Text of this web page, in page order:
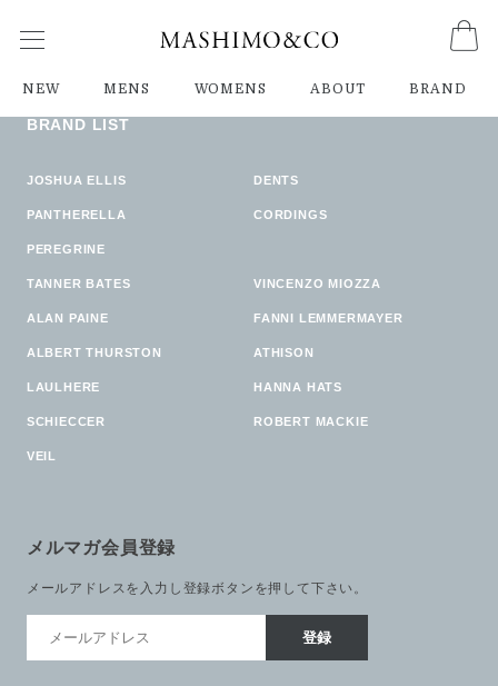
NEW MENS WOMENS ABOUT BRAND
ご指定のページは見つかりません。
削除されたかＵＲＬが変更されたため表示できません。
BRAND LIST
JOSHUA ELLIS DENTS
PANTHERELLA CORDINGS
PEREGRINE
TANNER BATES VINCENZO MIOZZA
ALAN PAINE FANNI LEMMERMAYER
ALBERT THURSTON ATHISON
LAULHERE HANNA HATS
SCHIECCER ROBERT MACKIE
VEIL
メルマガ会員登録
メールアドレスを入力し登録ボタンを押して下さい。